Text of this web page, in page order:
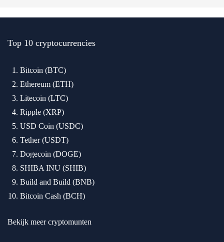
Top 10 cryptocurrencies
Bitcoin (BTC)
Ethereum (ETH)
Litecoin (LTC)
Ripple (XRP)
USD Coin (USDC)
Tether (USDT)
Dogecoin (DOGE)
SHIBA INU (SHIB)
Build and Build (BNB)
Bitcoin Cash (BCH)
Bekijk meer cryptomunten